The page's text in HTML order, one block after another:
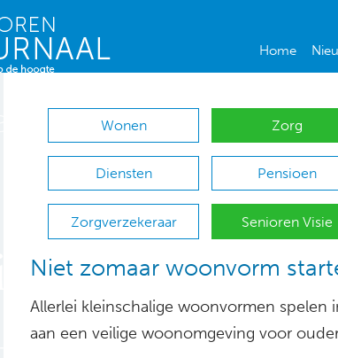
Home
Wonen Zorg
Diensten Pensioen
Zorgverzekeraar Senioren Visie
Niet zomaar woonvorm
Allerlei kleinschalige woonvormen
aan een veilige woonomgeving voor